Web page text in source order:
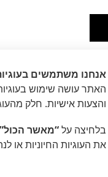
: לאב מי טנדר // ינואר »
אנחנו משתמשים
האתר עושה שימוש
והצעות אישיות. חלק
בלחיצה על“מאשר הכול”
את העוגיות החיוניות